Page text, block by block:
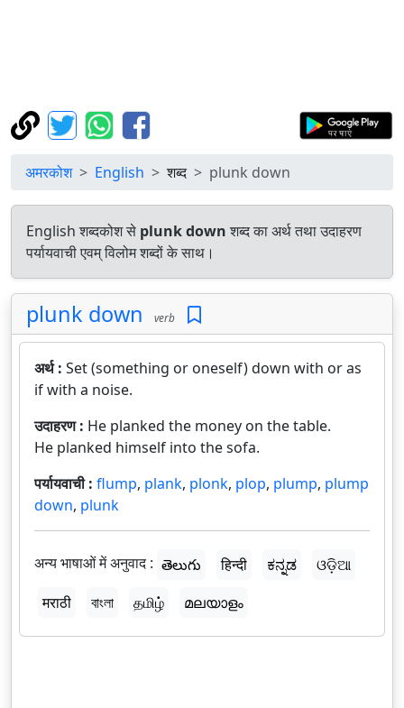
अमरकोश English शब्द plunk down
English शब्दकोश से plunk downशब्द का अर्थ तथा उदाहरण
पर्यायवाची एवम् विलोम शब्दों के साथ।
plunk down verb
अर्थ : Set (something or oneself) down with or as
if with a noise.
उदाहरण : He planked the money on the table.
He planked himself into the sofa.
पर्यायवाची : flump, plank, plonk, plop, plump, plump
down, plunk
अन्य भाषाओं में अनुवाद : తెలుగు हिन्दी ಕನ್ನಡ
ଓଡ଼ିଆ
मराठी
বাংলা தமிழ் മലയാളം